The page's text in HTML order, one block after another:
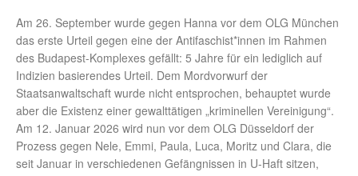
Am 26. September wurde gegen Hanna vor dem OLG München
das erste Urteil gegen eine der Antifaschist*innen im Rahmen
des Budapest-Komplexes gefällt: 5 Jahre für ein lediglich auf
Indizien basierendes Urteil. Dem Mordvorwurf der
Staatsanwaltschaft wurde nicht entsprochen, behauptet wurde
aber die Existenz einer gewalttätigen „kriminellen Vereinigung“.
Am 12. Januar 2026 wird nun vor dem OLG Düsseldorf der
Prozess gegen Nele, Emmi, Paula, Luca, Moritz und Clara, die
seit Januar in verschiedenen Gefängnissen in U-Haft sitzen,